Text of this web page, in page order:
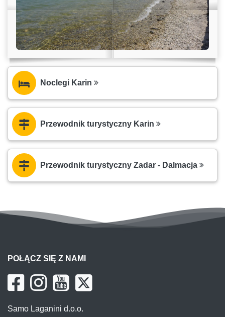
Noclegi Karin
Przewodnik turystyczny Karin
Przewodnik turystyczny Zadar - Dalmacja
POŁĄCZ SIĘ Z NAMI
Samo Laganini d.o.o.